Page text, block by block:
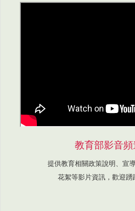
教育部影音頻
提供教育相關政策說明、宣
花絮等影片資訊，歡迎踴